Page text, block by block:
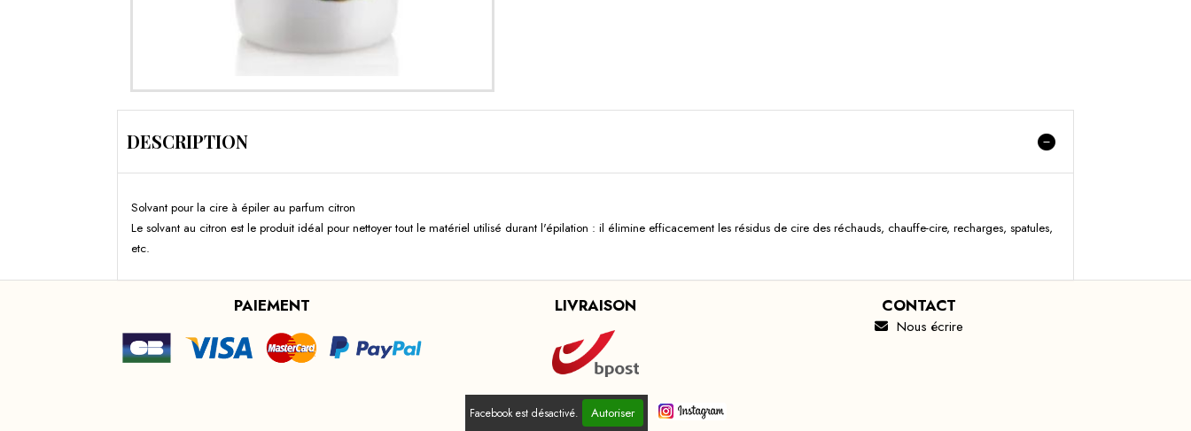
DESCRIPTION
Solvant pour la cire à épiler au parfum citron
Le solvant au citron est le produit idéal pour nettoyer tout le matériel utilisé durant l'épilation : il élimine efficacement les résidus de cire des réchauds, chauffe-cire, recharges, spatules,
etc.
PAIEMENT LIVRAISON CONTACT
 Nous écrire
Facebook est désactivé. Autoriser